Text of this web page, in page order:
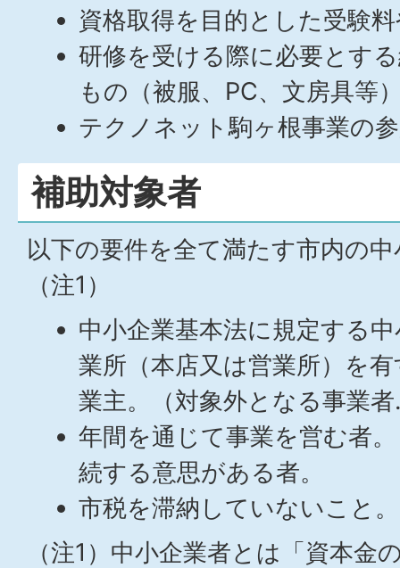
資格取得を目的とした受験
研修を受ける際に必要とす
もの（被服、PC、文房具等
テクノネット駒ヶ根事業の
補助対象者
以下の要件を全て満たす市内の
（注1）
中小企業基本法に規定する
業所（本店又は営業所）を
業主。（対象外となる事業
年間を通じて事業を営む者
続する意思がある者。
市税を滞納していないこと。
（注1）中小企業者とは「資本金